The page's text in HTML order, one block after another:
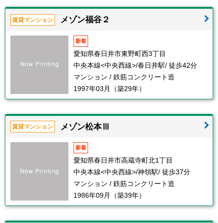
賃貸マンション メゾン福谷２
新着
愛知県春日井市東野町西3丁目
中央本線<中央西線>/春日井駅/ 徒歩42分
マンション / 鉄筋コンクリート造
1997年03月（築29年）
賃貸マンション メゾン松本Ⅲ
新着
愛知県春日井市高蔵寺町北1丁目
中央本線<中央西線>/神領駅/ 徒歩37分
マンション / 鉄筋コンクリート造
1986年09月（築39年）